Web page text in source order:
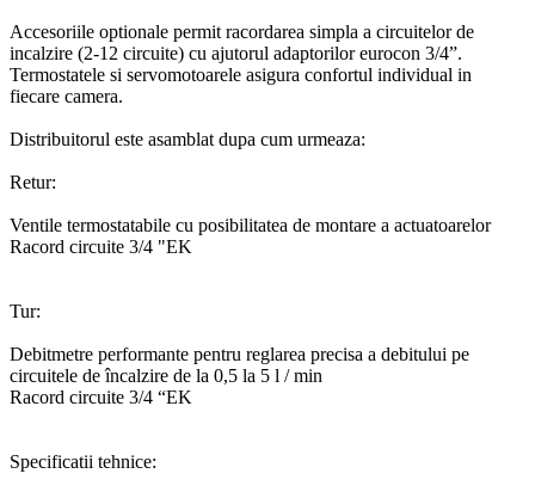
Accesoriile optionale permit racordarea simpla a circuitelor de
incalzire (2-12 circuite) cu ajutorul adaptorilor eurocon 3/4”.
Termostatele si servomotoarele asigura confortul individual in
fiecare camera.
Distribuitorul este asamblat dupa cum urmeaza:
Retur:
Ventile termostatabile cu posibilitatea de montare a actuatoarelor
Racord circuite 3/4 "EK
Tur:
Debitmetre performante pentru reglarea precisa a debitului pe
circuitele de încalzire de la 0,5 la 5 l / min
Racord circuite 3/4 “EK
Specificatii tehnice: